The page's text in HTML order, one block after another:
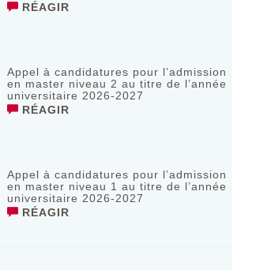
RÉAGIR
Appel à candidatures pour l’admission
en master niveau 2 au titre de l’année
universitaire 2026-2027
RÉAGIR
Appel à candidatures pour l’admission
en master niveau 1 au titre de l’année
universitaire 2026-2027
RÉAGIR